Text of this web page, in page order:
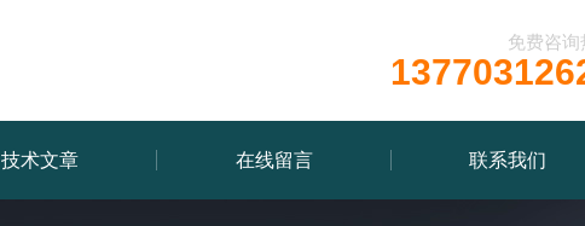
免费咨询
技术文章 在线留言 联系我们